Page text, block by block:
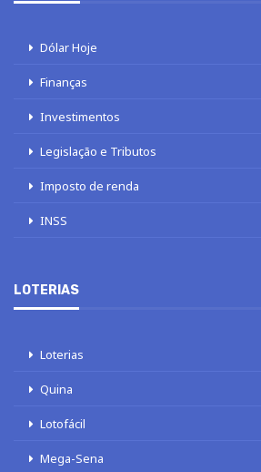
Dólar Hoje
Finanças
Investimentos
Legislação e Tributos
Imposto de renda
INSS
LOTERIAS
Loterias
Quina
Lotofácil
Mega-Sena